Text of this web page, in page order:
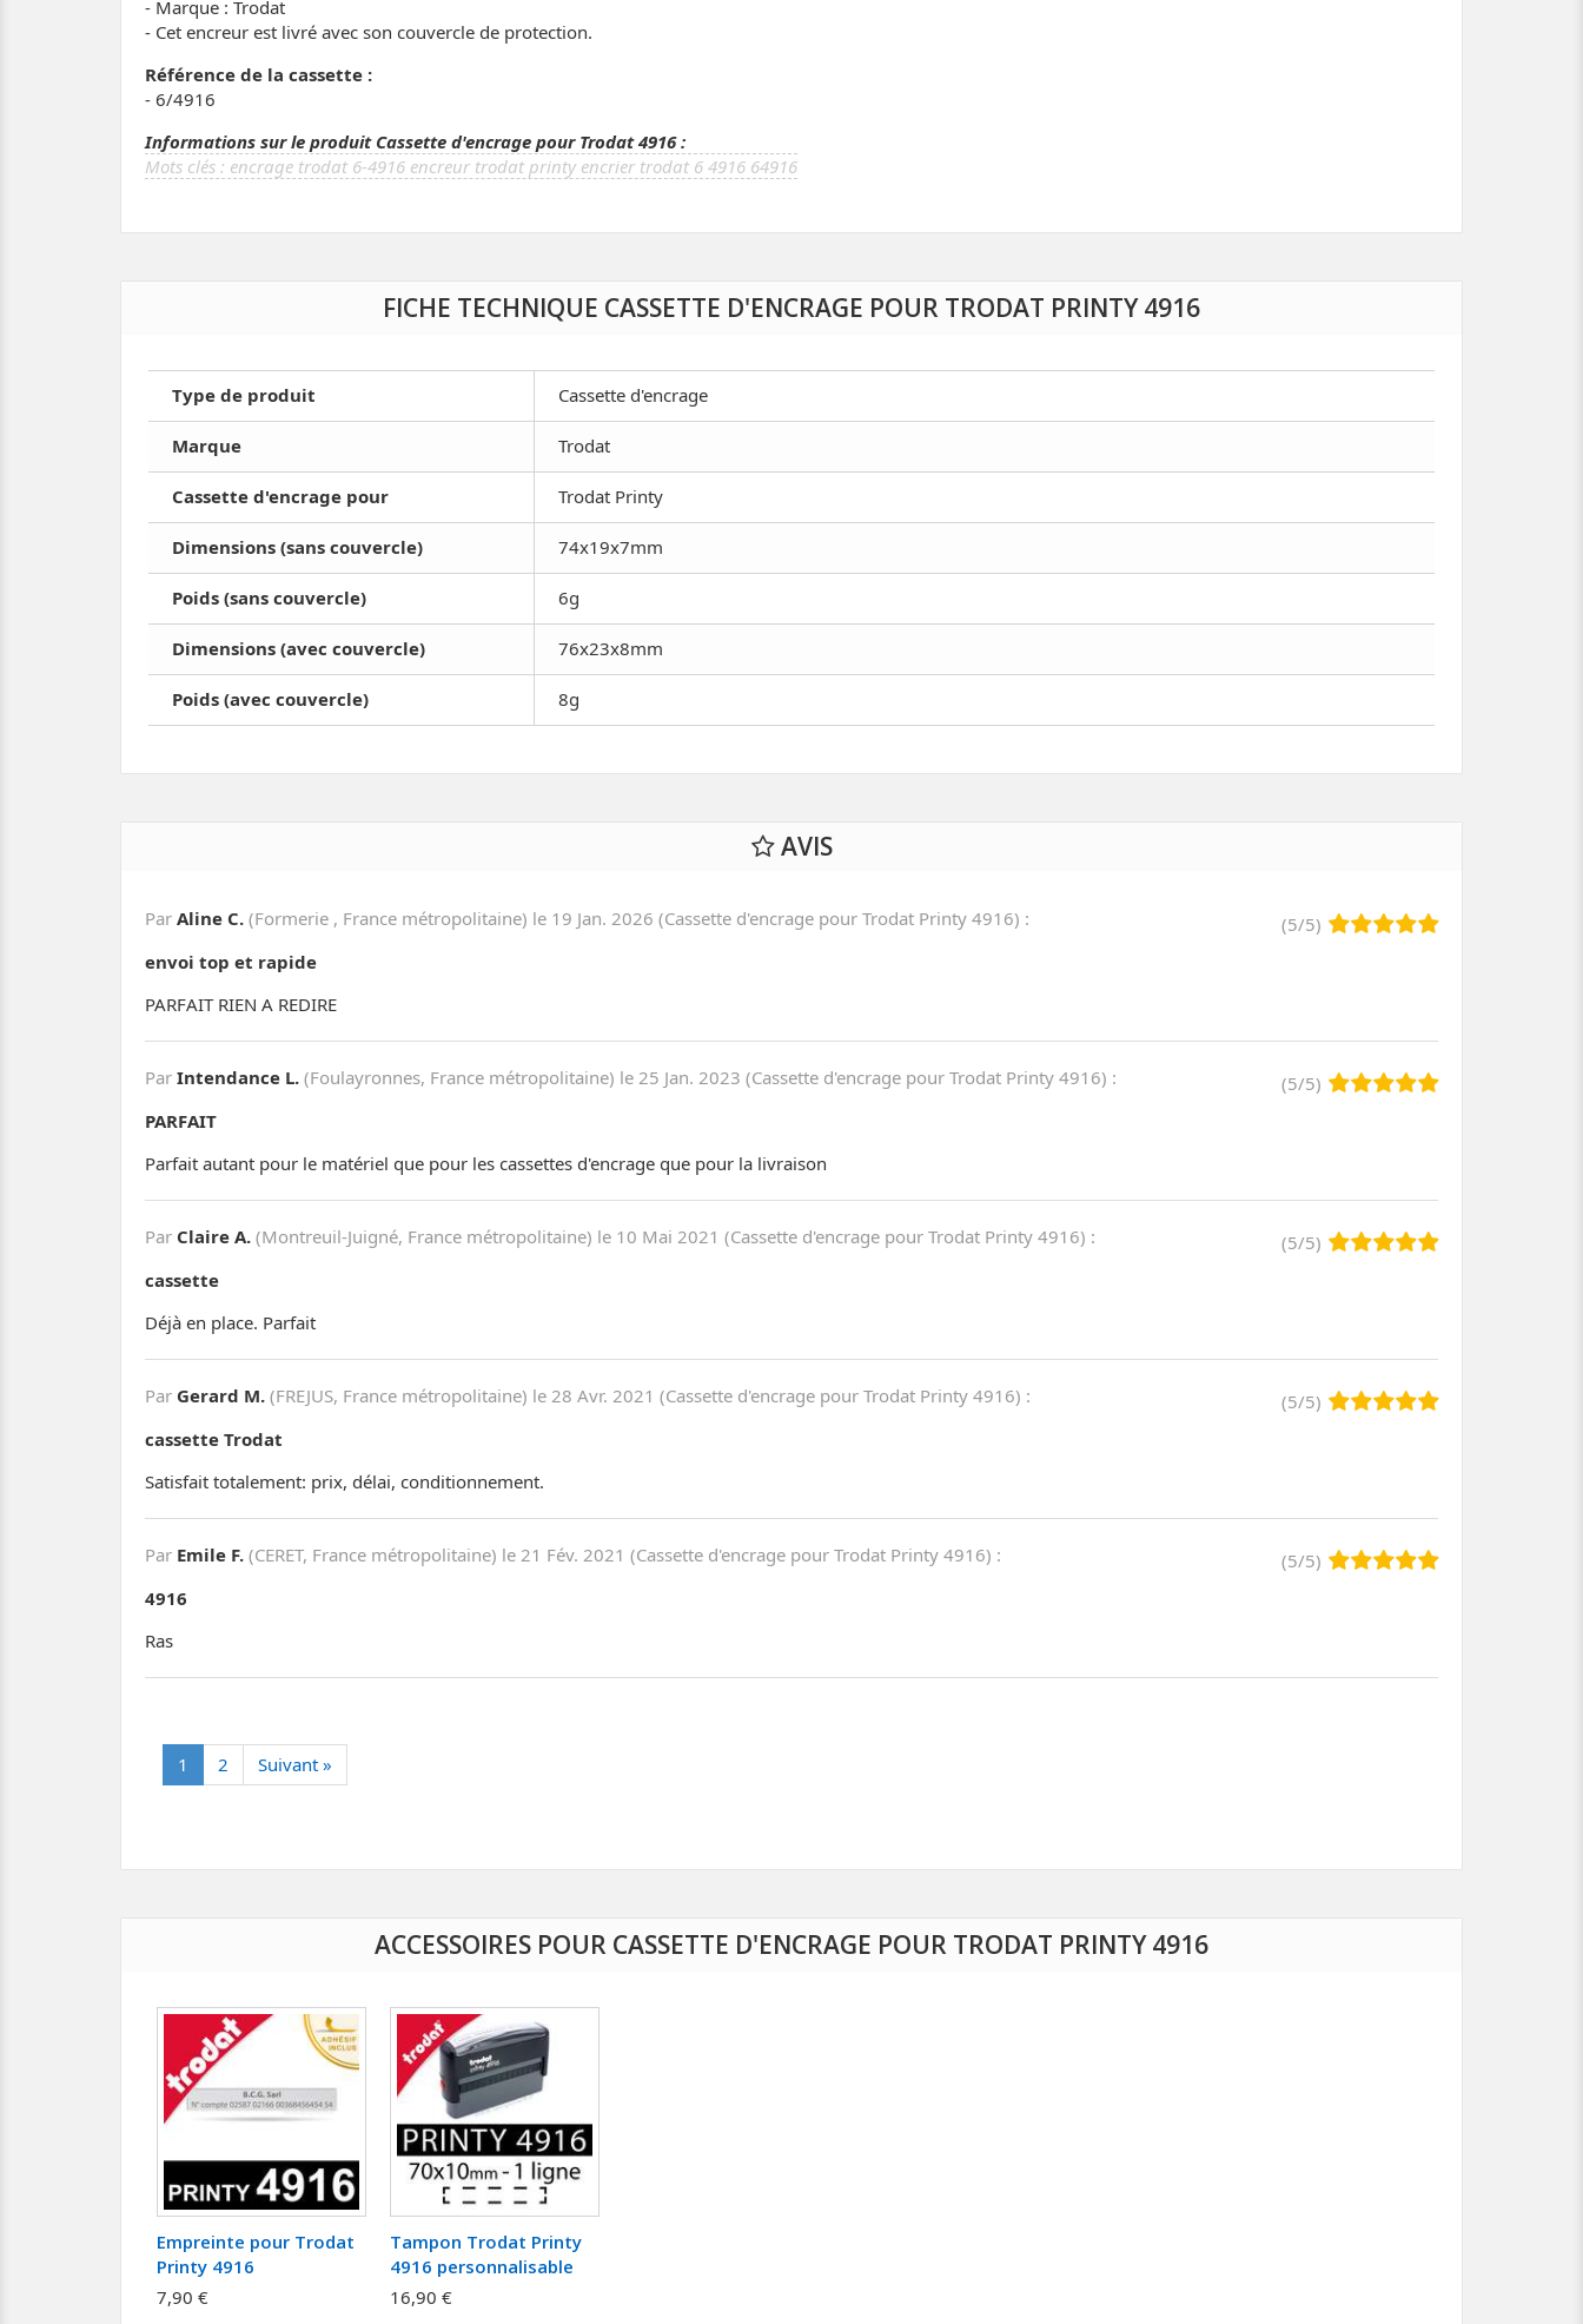
- Marque : Trodat
- Cet encreur est livré avec son couvercle de protection.
Référence de la cassette :
- 6/4916
Informations sur le produit Cassette d'encrage pour Trodat 4916 :
encrage trodat 6-4916 encreur trodat printy encrier trodat 6 4916 64916
FICHE TECHNIQUE CASSETTE D'ENCRAGE POUR TRODAT PRINTY 4916
Type de produit Cassette d'encrage
Marque Trodat
Cassette d'encrage pour Trodat Printy
Dimensions (sans couvercle) 74x19x7mm
Poids (sans couvercle) 6g
Dimensions (avec couvercle) 76x23x8mm
Poids (avec couvercle) 8g
AVIS
Par Aline C. (Formerie , France métropolitaine) le 19 Jan. 2026 (Cassette d'encrage pour Trodat Printy 4916) : (5/5)
envoi top et rapide
PARFAIT RIEN A REDIRE
Par Intendance L. (Foulayronnes, France métropolitaine) le 25 Jan. 2023 (Cassette d'encrage pour Trodat Printy 4916) : (5/5)
PARFAIT
Parfait autant pour le matériel que pour les cassettes d'encrage que pour la livraison
Par Claire A. (Montreuil-Juigné, France métropolitaine) le 10 Mai 2021 (Cassette d'encrage pour Trodat Printy 4916) : (5/5)
cassette
Déjà en place. Parfait
Par Gerard M. (FREJUS, France métropolitaine) le 28 Avr. 2021 (Cassette d'encrage pour Trodat Printy 4916) : (5/5)
cassette Trodat
Satisfait totalement: prix, délai, conditionnement.
Par Emile F. (CERET, France métropolitaine) le 21 Fév. 2021 (Cassette d'encrage pour Trodat Printy 4916) : (5/5)
4916
Ras
1 2 Suivant »
ACCESSOIRES POUR CASSETTE D'ENCRAGE POUR TRODAT PRINTY 4916
Empreinte pour Trodat
Printy 4916
7,90 €
Tampon Trodat Printy
4916 personnalisable
16,90 €